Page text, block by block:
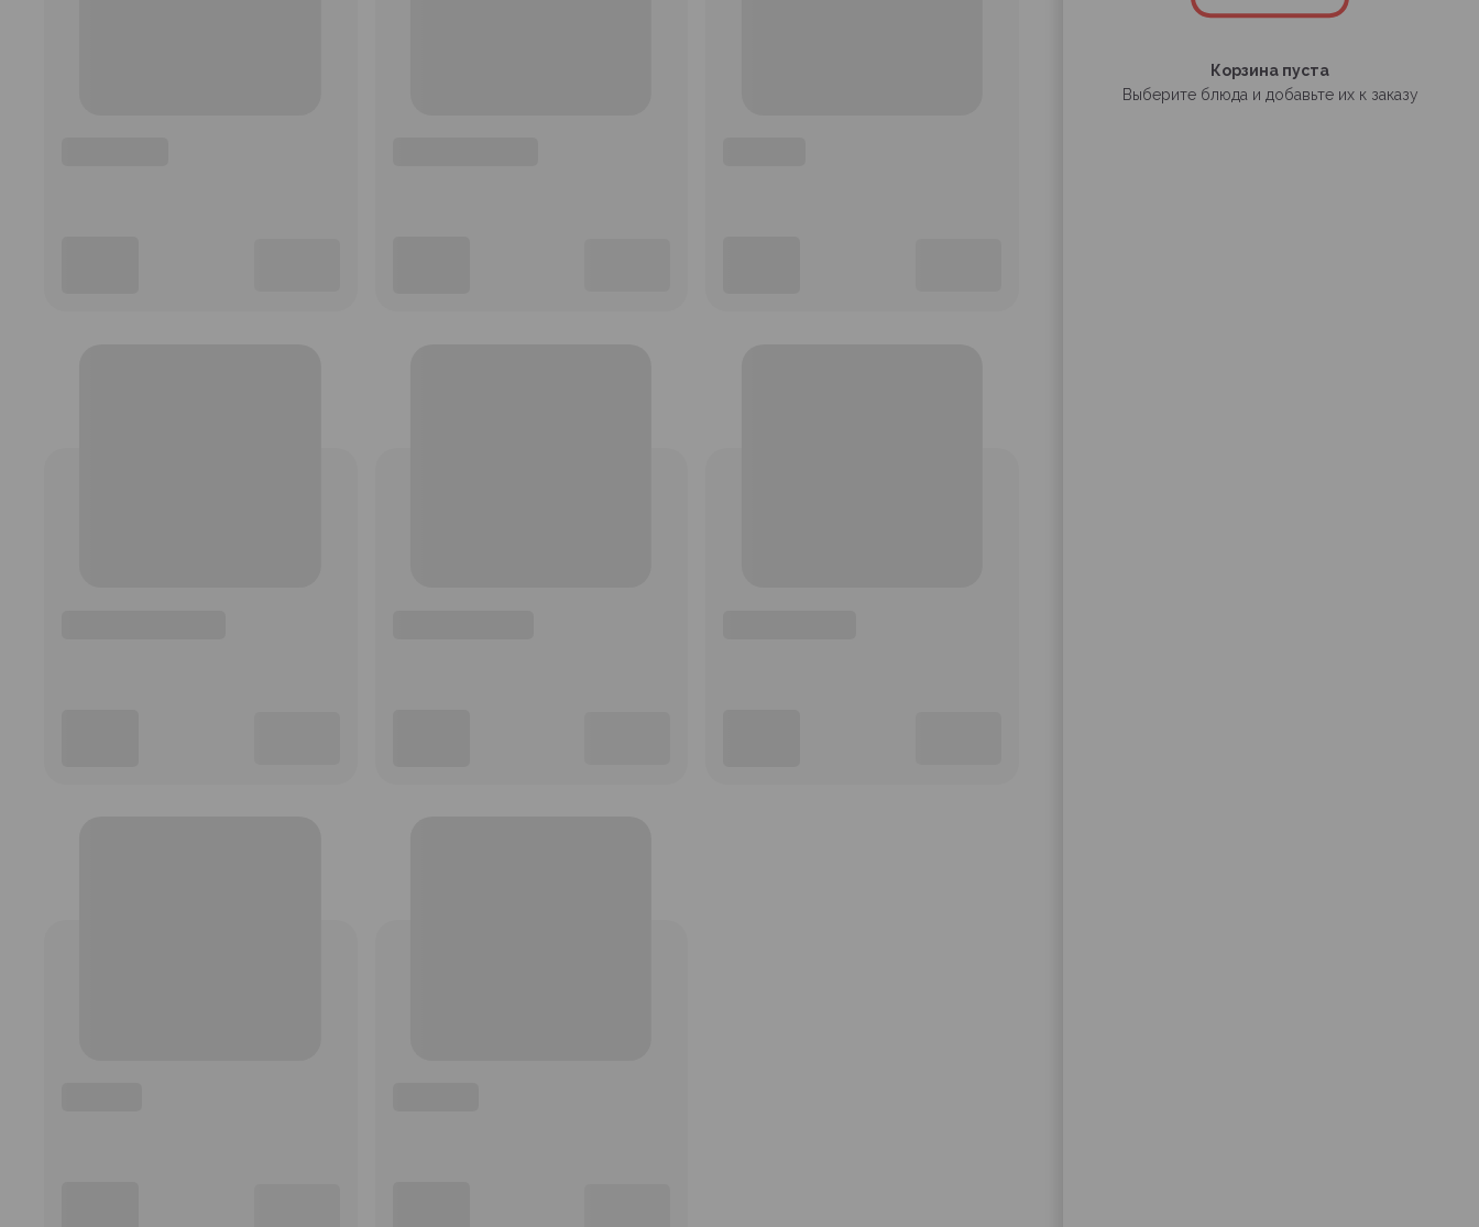
Корзина пуста
Выберите блюда и добавьте их к заказу